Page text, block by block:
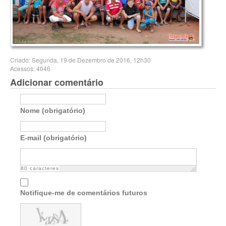
Criado: Segunda, 19 de Dezembro de 2016, 12h30
Acessos: 4046
Adicionar comentário
Nome (obrigatório)
E-mail (obrigatório)
80 caracteres
Notifique-me de comentários futuros